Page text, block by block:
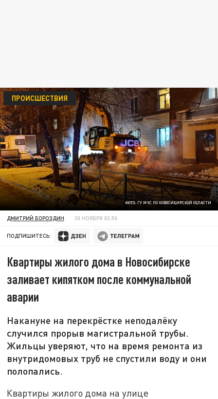
ФОТО: ГУ МЧС ПО НОВОСИБИРСКОЙ ОБЛАСТИ
ПРОИСШЕСТВИЯ
ДМИТРИЙ БОРОЗДИН 30 НОЯБРЯ 03:50
ПОДПИШИТЕСЬ:
Квартиры жилого дома в Новосибирске
заливает кипятком после коммунальной
аварии
Накануне на перекрёстке неподалёку
случился прорыв магистральной трубы.
Жильцы уверяют, что на время ремонта из
внутридомовых труб не спустили воду и они
полопались.
Квартиры жилого дома на улице